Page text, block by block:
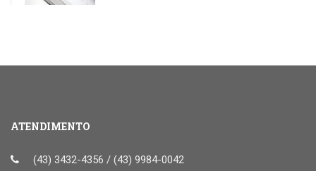
ATENDIMENTO
(43) 3432-4356 / (43) 9984-0042